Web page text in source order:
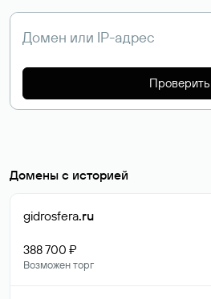
Проверить
Домены с историей
gidrosfera.ru
388 700 ₽
Возможен торг